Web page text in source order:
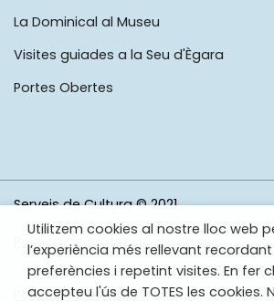
La Dominical al Museu
Visites guiades a la Seu d'Ègara
Portes Obertes
Serveis de Cultura © 2021
Política de protecció de dades
Política de cookies
Utilitzem cookies al nostre lloc web
l’experiència més rellevant
preferències i repetint visites. En fer
accepteu l'ús de TOTES les cookies.